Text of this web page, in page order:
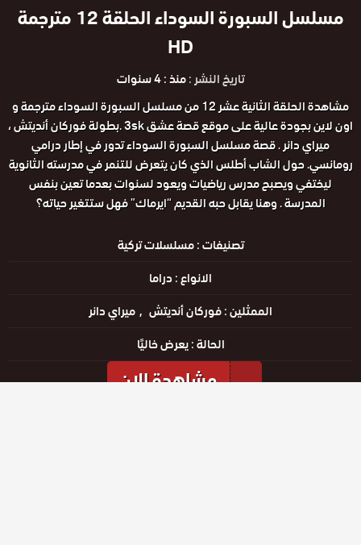
مسلسل السبورة السوداء الحلقة 12 مترجمة
HD
تاريخ النشر :منذ : 4 سنوات
مشاهدة الحلقة الثانية عشر 12 من مسلسل السبورة السوداء مترجمة و
اون لاين بجودة عالية على موقع قصة عشق 3sk .بطولة فوركان أنديتش ،
ميراي دانر . قصة مسلسل السبورة السوداء تدور في إطار درامي
رومانسي. حول الشاب أطلس الذي كان يتعرض للتنمر في مدرسته الثانوية
ليختفي ويصبح مدرس رياضيات ويعود لسنوات بعدما تعين بنفس
المدرسة . وهنا يقابل حبه القديم “ايرماك” فهل ستتغير حياته؟
تصنيفات :مسلسلات تركية
الانواع :دراما
الممثلين :فوركان أنديتش
ميراي دانر
الحالة :يعرض خاليًا
مشاهدة الان